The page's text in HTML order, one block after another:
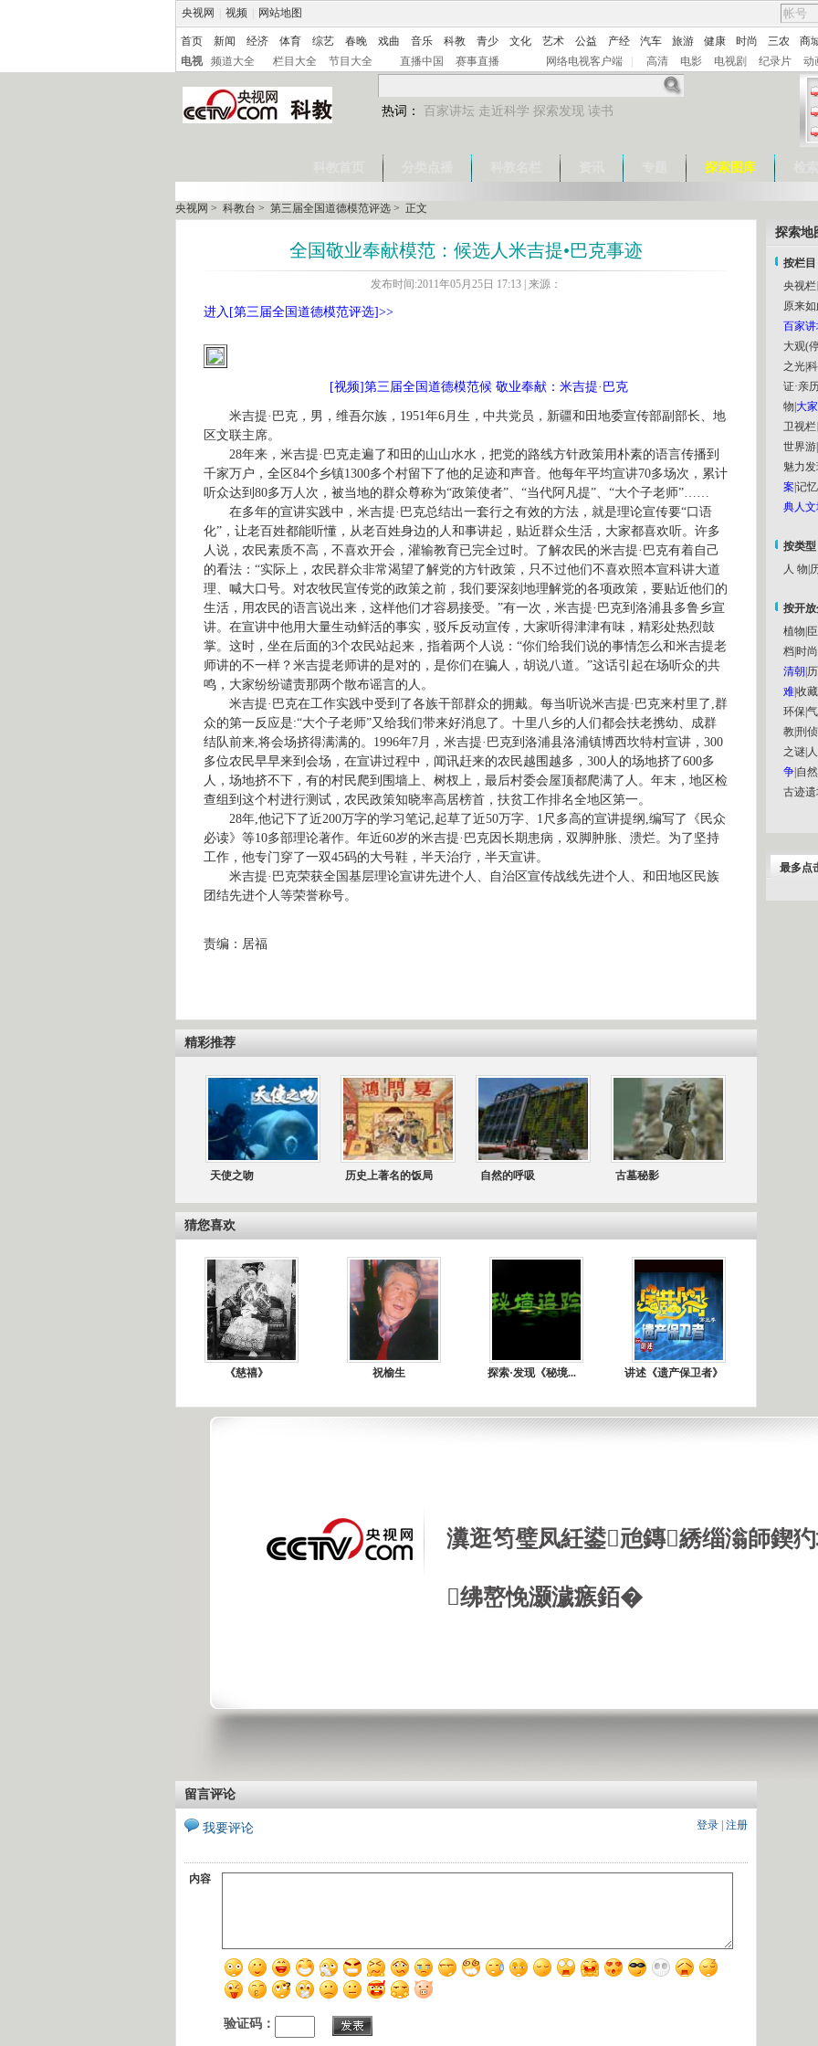
央视网 视频 网站地图
首页 新闻 经济 体育 综艺 春晚 戏曲 音乐 科教 青少 文化 艺术 公益 产经 汽车 旅游 健康 时尚 三农 商
电视
频道大全 栏目大全 节目大全 直播中国 赛事直播 网络电视客户端 高清 电影 电视剧 纪录片 动
热词： 百家讲坛 走近科学 探索发现 读书
探索图库
央视网 > 科教台 > 第三届全国道德模范评选 > 正文
探索地
按栏目
央视栏
原来
百家
大观(
之光
证·亲
物 大家
卫视栏
世界游
魅力
案 记
典人文
按类型
人 物
按开
植物
档 时尚
清朝
难收藏
环保
教刑
之谜
争 自
古迹遗
最多点
全国敬业奉献模范：候选人米吉提•巴克事迹
发布时间:2011年05月25日 17:13 | 来源：
进入[第三届全国道德模范评选]>>
[视频]第三届全国道德模范候 敬业奉献：米吉提·巴克
米吉提·巴克，男，维吾尔族， 1951年6月生，中共党员，新疆和田地委宣传部副部长、地
区文联主席。
28年来，米吉提·巴克走遍了和田的山山水水，把党的路线方针政策用朴素的语言传播到
千家万户，全区84个乡镇1300多个村留下了他的足迹和声音。他每年平均宣讲70多场次，累计
听众达到 80多万人次，被当地的群众尊称为“政策使者”、“当代阿凡提”、“大个子老师”……
在多年的宣讲实践中，米吉提·巴克总结出一套行之有效的方法，就是理论宣传要“口语
化”，让老百姓都能听懂，从老百姓身边的人和事讲起，贴近群众生活，大家都喜欢听。许多
人说，农民素质不高，不喜欢开会，灌输教育已完全过时。了解农民的米吉提·巴克有着自己
的看法：“实际上，农民群众非常渴望了解党的方针政策，只不过他们不喜欢照本宣科讲大道
理、喊大口号。对农牧民宣传党的政策之前，我们要深刻地理解党的各项政策，要贴近他们的
生活，用农民的语言说出来，这样他们才容易接受。”有一次，米吉提·巴克到洛浦县多鲁乡宣
讲。在宣讲中他用大量生动鲜活的事实，驳斥反动宣传，大家听得津津有味，精彩处热烈鼓
掌。这时，坐在后面的3个农民站起来，指着两个人说：“你们给我们说的事情怎么和米吉提老
师讲的不一样？ 米吉提老师讲的是对的，是你们在骗人，胡说八道。”这话引起在场听众的共
鸣，大家纷纷谴责那两个散布谣言的人。
米吉提·巴克在工作实践中受到了各族干部群众的拥戴。每当听说米吉提·巴克来村里了 ,群
众的第一反应是:“大个子老师”又给我们带来好消息了。十里八乡的人们都会扶老携幼、成群
结队前来,将会场挤得满满的。 1996年7月，米吉提·巴克到洛浦县洛浦镇博西坎特村宣讲， 300
多位农民早早来到会场，在宣讲过程中，闻讯赶来的农民越围越多， 300人的场地挤了600多
人，场地挤不下，有的村民爬到围墙上、树杈上，最后村委会屋顶都爬满了人。年末，地区检
查组到这个村进行测试，农民政策知晓率高居榜首，扶贫工作排名全地区第一。
28年,他记下了近200万字的学习笔记,起草了近50万字、 1 尺多高的宣讲提纲 ,编写了《民众
必读》等10多部理论著作。年近60岁的米吉提·巴克因长期患病，双脚肿胀、溃烂。为了坚持
工作，他专门穿了一双45码的大号鞋，半天治疗，半天宣讲。
米吉提·巴克荣获全国基层理论宣讲先进个人、自治区宣传战线先进个人、和田地区民族
团结先进个人等荣誉称号。
责编：居福
精彩推荐
天使之吻 历史上著名的饭局 自然的呼吸 古墓秘影
猜您喜欢
《慈禧》 祝榆生 探索·发现《秘境... 讲述《遗产保卫者》
瀵逛笉璧凤紝鍙兘鏄綉缁滃師鍥
绋嶅悗灏濊瘯銆�
留言评论
登录 注册
我要评论
内容
验证码：